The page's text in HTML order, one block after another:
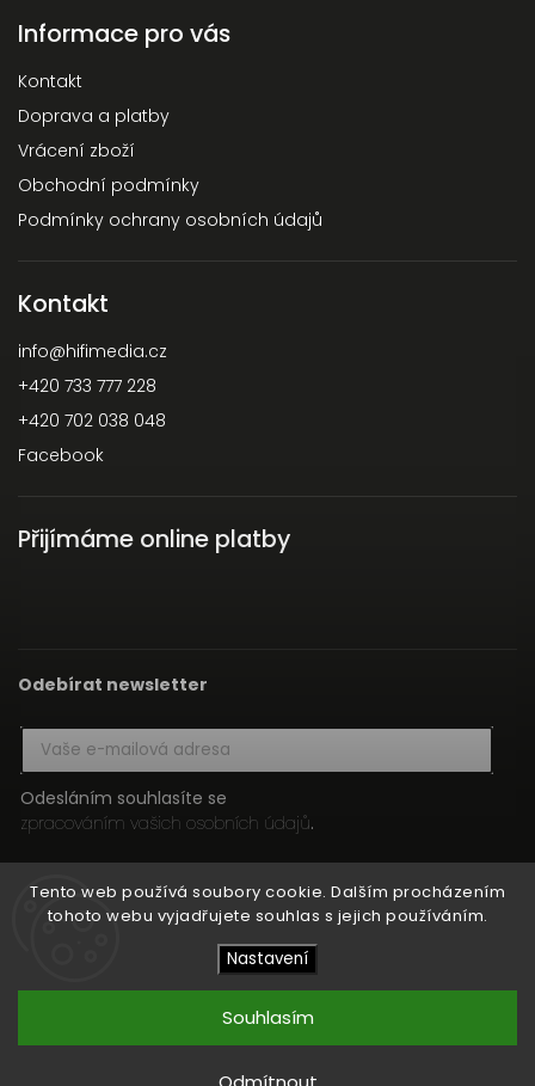
Tento web používá soubory cookie. Dalším procházením
tohoto webu vyjadřujete souhlas s jejich používáním.
Nastavení
Souhlasím
Informace pro vás
Kontakt
Doprava a platby
Vrácení zboží
Obchodní podmínky
Podmínky ochrany osobních údajů
Kontakt
info@hifimedia.cz
+420 733 777 228
+420 702 038 048
Facebook
Přijímáme online platby
Odebírat newsletter
Odesláním souhlasíte se
zpracováním vašich osobních údajů.
HIFI MEDIA. Všechna práva vyhrazena.
Upravit nastavení cookies